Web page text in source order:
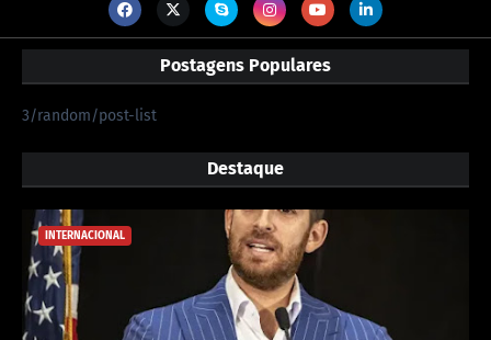
Postagens Populares
3/random/post-list
Destaque
INTERNACIONAL